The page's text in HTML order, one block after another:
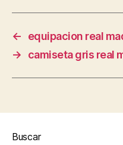
←
equipacion real
→
camiseta gris real
Buscar